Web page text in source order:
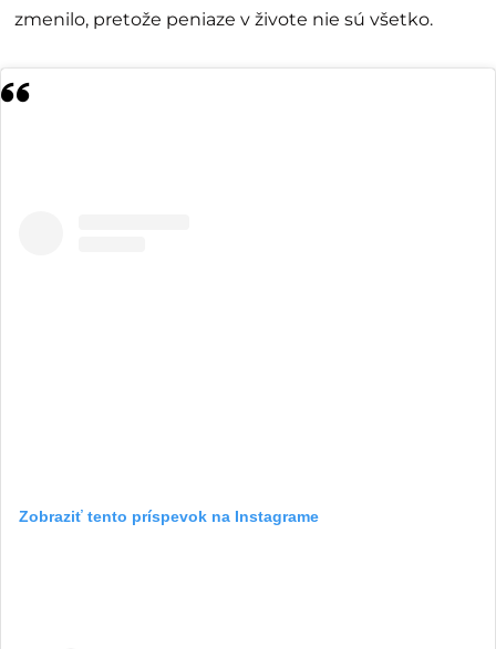
zmenilo, pretože peniaze v živote nie sú všetko.
Zobraziť tento príspevok na Instagrame